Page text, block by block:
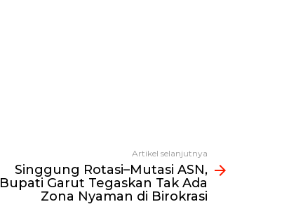
Artikel selanjutnya
Singgung Rotasi–Mutasi ASN,
Bupati Garut Tegaskan Tak Ada
Zona Nyaman di Birokrasi